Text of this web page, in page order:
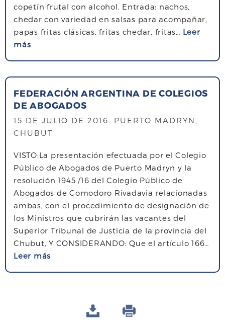
copetín frutal con alcohol. Entrada: nachos,
chedar con variedad en salsas para acompañar,
papas fritas clásicas, fritas chedar, fritas… Leer
máss
e
F
i
e
t
a
d
e
l
d
í
a
d
e
FEDERACIÓN ARGENTINA DE COLEGIOS
DE ABOGADOS
15 DE JULIO DE 2016. PUERTO MADRYN,
CHUBUT
VISTO:La presentación efectuada por el Colegio
Público de Abogados de Puerto Madryn y la
resolución 1945 /16 del Colegio Público de
Abogados de Comodoro Rivadavia relacionadas
ambas, con el procedimiento de designación de
los Ministros que cubrirán las vacantes del
Superior Tribunal de Justicia de la provincia del
Chubut, Y CONSIDERANDO: Que el artículo 166…
Leer más